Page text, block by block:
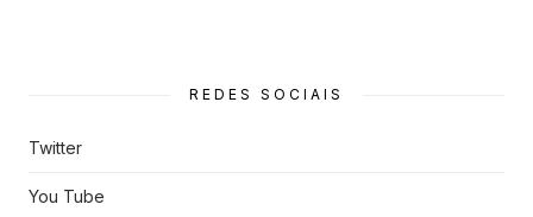
REDES SOCIAIS
Twitter
You Tube